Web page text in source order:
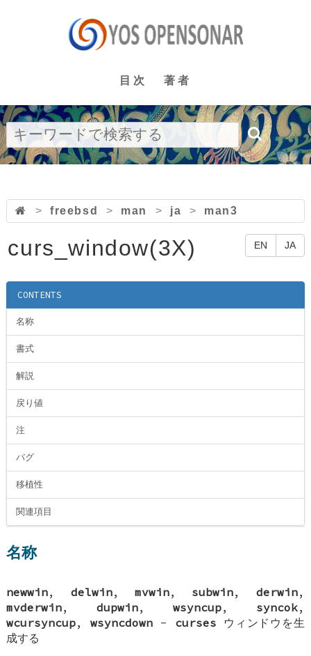
目次 著者
> freebsd > man > ja > man3
EN JA
curs_window(3X)
CONTENTS
名称
書式
解説
戻り値
注
バグ
移植性
関連項目
名称
newwin, delwin,mvwin, subwin, derwin,
mvderwin,dupwin, wsyncup, syncok,
wcursyncup,wsyncdown - curses ウィンドウを生
成する